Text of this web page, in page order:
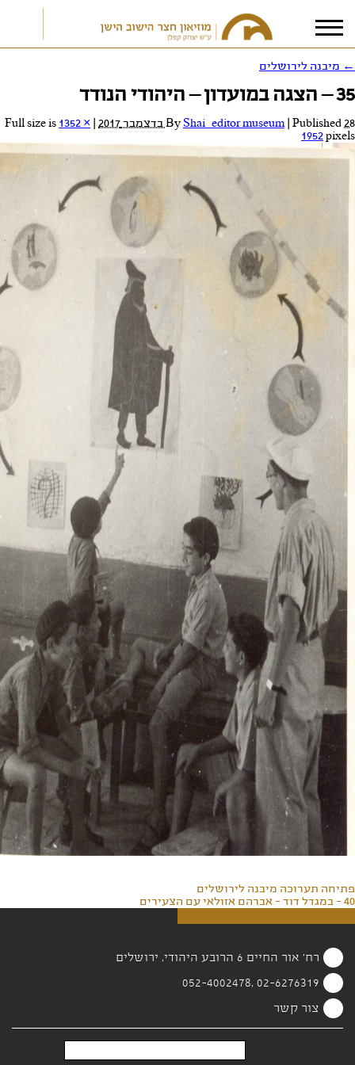
אני מאשר/ת אתתנאי הפרטיות
← מיבנה לירושלים
35 – הצגה במועדון – היהודי הנודד
By Shai_editor museum Published28 בדצמבר 2017
1352 ×
1952pixels
פתיחה תערוכה מיבנה לירושלים
40 - במגדל דוד - אברהם אזולאי עם הצעירים
רח' אור החיים 6 הרובע היהודי, ירושלים
02-6276319 ,052-4002478
צור קשר